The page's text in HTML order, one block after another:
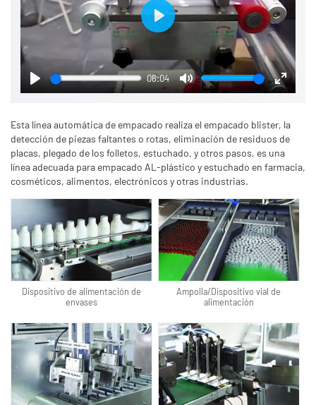
Play
06:04
Mute
Enter
Play
Esta línea automática de empacado realiza el empacado blister, la
detección de piezas faltantes o rotas, eliminación de residuos de
placas, plegado de los folletos, estuchado, y otros pasos, es una
línea adecuada para empacado AL-plástico y estuchado en farmacia,
cosméticos, alimentos, electrónicos y otras industrias.
Dispositivo de alimentación de
envases
Ampolla/Dispositivo vial de
alimentación